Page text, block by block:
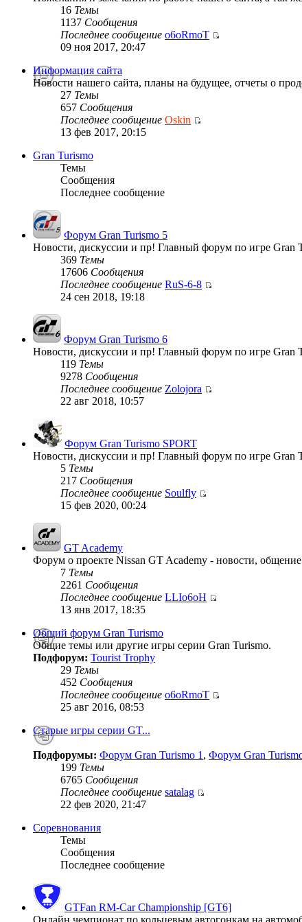
16 Темы
1137 Сообщения
Последнее сообщение o6oRmoT
09 ноя 2017, 20:47
Информация сайта
Новости нашего сайта, планы на будущее, отчеты о
27 Темы
657 Сообщения
Последнее сообщение Oskin
13 фев 2017, 20:15
Gran Turismo
Темы
Сообщения
Последнее сообщение
Форум Gran Turismo 5
Новости, дискуссии и пр! Главный форум по игре Gran
369 Темы
17606 Сообщения
Последнее сообщение RuS-6-8
24 сен 2018, 19:18
Форум Gran Turismo 6
Новости, дискуссии и пр! Главный форум по игре Gran
119 Темы
9278 Сообщения
Последнее сообщение Zolojora
22 авг 2018, 10:57
Форум Gran Turismo SPORT
Новости, дискуссии и пр! Главный форум по игре Gran
5 Темы
217 Сообщения
Последнее сообщение Soulfly
15 фев 2020, 00:24
GT Academy
Форум о проекте Nissan GT Academy - новости,
7 Темы
2261 Сообщения
Последнее сообщение LLIo6oH
13 янв 2017, 18:35
Общий форум Gran Turismo
Общие темы или другие игры серии Gran Turismo.
Подфорум: Tourist Trophy
29 Темы
452 Сообщения
Последнее сообщение o6oRmoT
25 авг 2016, 08:53
Старые игры серии GT...
Подфорумы: Форум Gran Turismo 1 , Форум Gran
199 Темы
6765 Сообщения
Последнее сообщение satalag
22 фев 2020, 21:47
Соревнования
Темы
Сообщения
Последнее сообщение
GTFan RM-Car Championship [GT6]
Онлайн чемпионат по кольцевым автогонкам на